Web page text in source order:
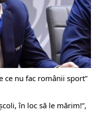
ce nu fac românii sport”
în loc să le mărim!”,